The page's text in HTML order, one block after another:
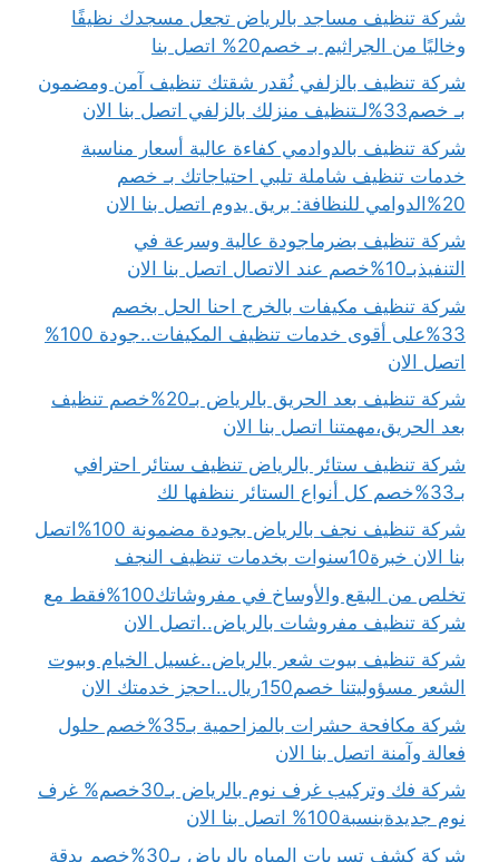
شركة تنظيف مساجد بالرياض تجعل مسجدك نظيفًا
وخاليًا من الجراثيم بـ خصم20% اتصل بنا
شركة تنظيف بالزلفي نُقدر شقتك تنظيف آمن ومضمون
بـ خصم33%لـتنظيف منزلك بالزلفي اتصل بنا الان
شركة تنظيف بالدوادمي كفاءة عالية أسعار مناسبة
خدمات تنظيف شاملة تلبي احتياجاتك بـ خصم
20%الدوامي للنظافة: بريق يدوم اتصل بنا الان
شركة تنظيف بضرماجودة عالية وسرعة في
التنفيذبـ10%خصم عند الاتصال اتصل بنا الان
شركة تنظيف مكيفات بالخرج احنا الحل بخصم
33%على أقوى خدمات تنظيف المكيفات..جودة 100%
اتصل الان
شركة تنظيف بعد الحريق بالرياض بـ20%خصم تنظيف
بعد الحريق،مهمتنا اتصل بنا الان
شركة تنظيف ستائر بالرياض تنظيف ستائر احترافي
بـ33%خصم كل أنواع الستائر ننظفها لك
شركة تنظيف نجف بالرياض بجودة مضمونة 100%اتصل
بنا الان خبرة10سنوات بخدمات تنظيف النجف
تخلص من البقع والأوساخ في مفروشاتك100%فقط مع
شركة تنظيف مفروشات بالرياض..اتصل الان
شركة تنظيف بيوت شعر بالرياض..غسيل الخيام وبيوت
الشعر مسؤوليتنا خصم150ريال..احجز خدمتك الان
شركة مكافحة حشرات بالمزاحمية بـ35%خصم حلول
فعالة وآمنة اتصل بنا الان
شركة فك وتركيب غرف نوم بالرياض بـ30خصم% غرف
نوم جديدةبنسبة100% اتصل بنا الان
شركة كشف تسربات المياه بالرياض بـ30%خصم بدقة